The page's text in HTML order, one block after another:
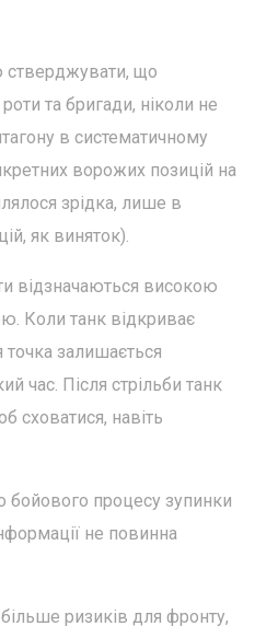
стверджувати, що
та бригади, ніколи не
в систематичному
ворожих позицій на
зрідка, лише в
як виняток).
відзначаються високою
Коли танк відкриває
точка залишається
час. Після стрільби танк
сховатися, навіть
бойового процесу зупинки
не повинна
ризиків для фронту,